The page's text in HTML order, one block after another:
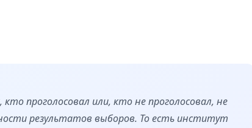
проголосовал или, кто не проголосовал, не
результатов выборов. То есть институт